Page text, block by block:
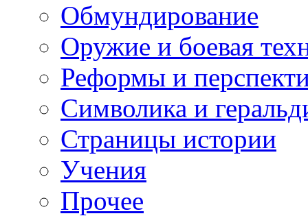
Обмундирование
Оружие и боевая
Реформы и
Символика и
Страницы истории
Учения
Прочее